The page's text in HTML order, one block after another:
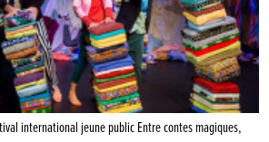
international jeune public Entre contes magiques,